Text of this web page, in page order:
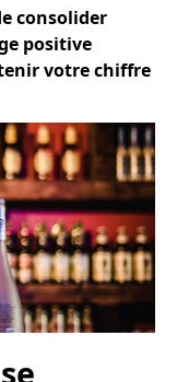
consolider
positive
votre chiffre